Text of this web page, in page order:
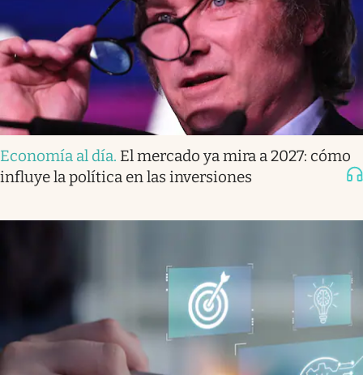
Economía al día. El mercado ya mira a 2027: cómo
influye la política en las inversiones